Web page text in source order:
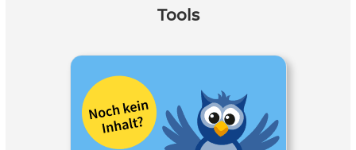
Tools